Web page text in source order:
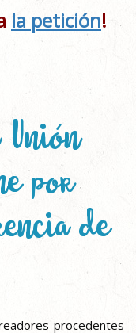
la petición!
por
de
procedentes